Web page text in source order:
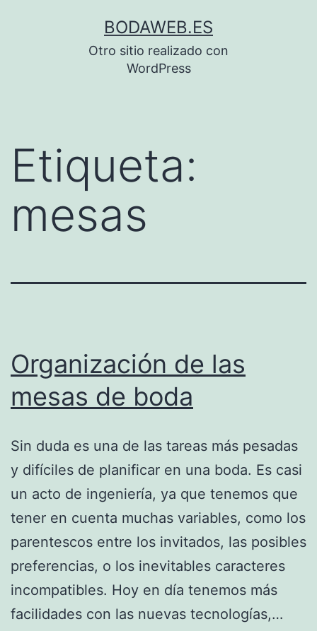
BODAWEB.ES
Otro sitio realizado con
WordPress
Etiqueta:
mesas
Organización de las
mesas de boda
Sin duda es una de las tareas más pesadas
y difíciles de planificar en una boda. Es casi
un acto de ingeniería, ya que tenemos que
tener en cuenta muchas variables, como los
parentescos entre los invitados, las posibles
preferencias, o los inevitables caracteres
incompatibles. Hoy en día tenemos más
facilidades con las nuevas tecnologías,…